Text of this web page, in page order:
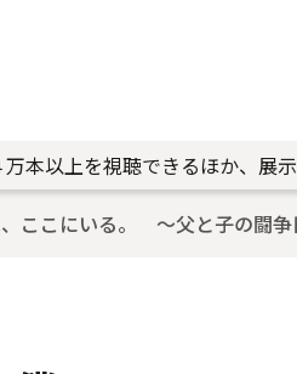
本以上を視聴できるほか、展
ここにいる。 ～父と子の闘